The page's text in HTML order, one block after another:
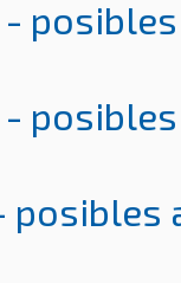
-
-
posibles